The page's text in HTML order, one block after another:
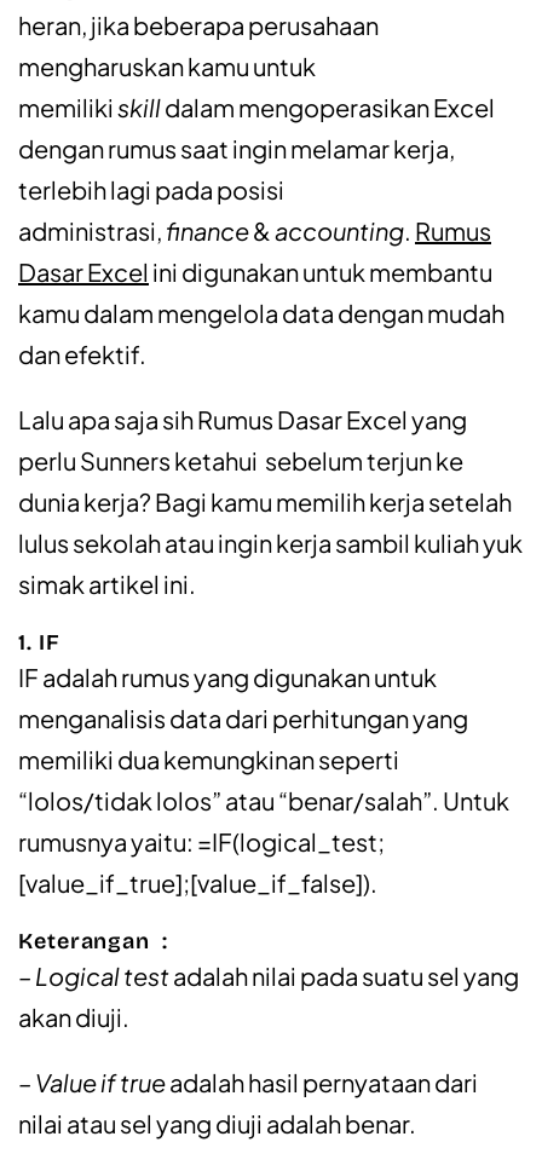
heran, jika beberapa perusahaan
mengharuskan kamu untuk
memiliki skilldalam mengoperasikan Excel
dengan rumus saat ingin melamar kerja,
terlebih lagi pada posisi
administrasi, finance& accounting. Rumus
Dasar Excel ini digunakan untuk membantu
kamu dalam mengelola data dengan mudah
dan efektif.
Lalu apa saja sih Rumus Dasar Excel yang
perlu Sunners ketahui sebelum terjun ke
dunia kerja? Bagi kamu memilih kerja setelah
lulus sekolah atau ingin kerja sambil kuliah yuk
simak artikel ini.
1. IF
IF adalah rumus yang digunakan untuk
menganalisis data dari perhitungan yang
memiliki dua kemungkinan seperti
“lolos/tidak lolos” atau “benar/salah”. Untuk
rumusnya yaitu: =IF(logical_test;
[value_if_true];[value_if_false]).
Keterangan :
– Logical testadalah nilai pada suatu sel yang
akan diuji.
– Value if trueadalah hasil pernyataan dari
nilai atau sel yang diuji adalah benar.